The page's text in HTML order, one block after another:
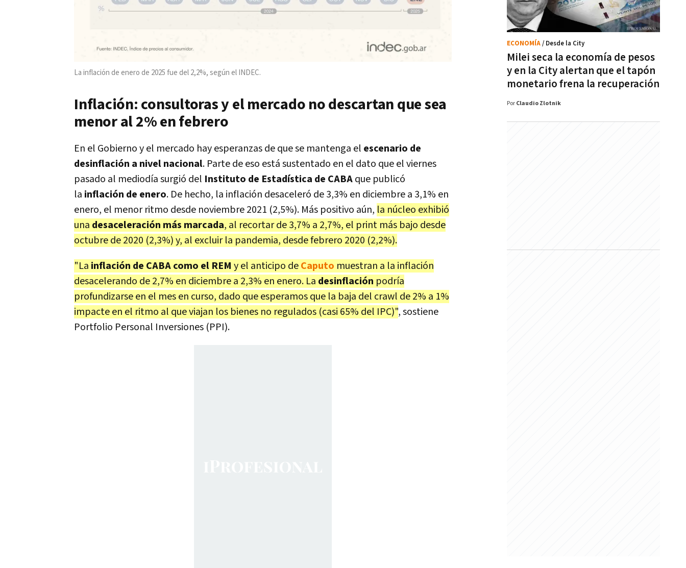
La inflación de enero de 2025 fue del 2,2%, según el INDEC.
Inflación: consultoras y el mercado no descartan que sea
menor al 2% en febrero
En el Gobierno y el mercado hay esperanzas de que se mantenga el escenario de
desinflación a nivel nacional. Parte de eso está sustentado en el dato que el viernes
pasado al mediodía surgió del Instituto de Estadística de CABAque publicó
la inflación de enero. De hecho, la inflación desaceleró de 3,3% en diciembre a 3,1% en
enero, el menor ritmo desde noviembre 2021 (2,5%). Más positivo aún, la núcleo exhibió
una desaceleración más marcada, al recortar de 3,7% a 2,7%, el print más bajo desde
octubre de 2020 (2,3%) y, al excluir la pandemia, desde febrero 2020 (2,2%).
"La inflación de CABA como el REM y el anticipo deCaputo muestran a la inflación
desacelerando de 2,7% en diciembre a 2,3% en enero. La desinflación podría
profundizarse en el mes en curso, dado que esperamos que la baja del crawl de 2% a 1%
impacte en el ritmo al que viajan los bienes no regulados (casi 65% del IPC)", sostiene
Portfolio Personal Inversiones (PPI).
Milei seca la economía de pesos
y en la City alertan que el tapón
monetario frena la recuperación
ECONOMÍA/ Desde la City
Por Claudio Zlotnik